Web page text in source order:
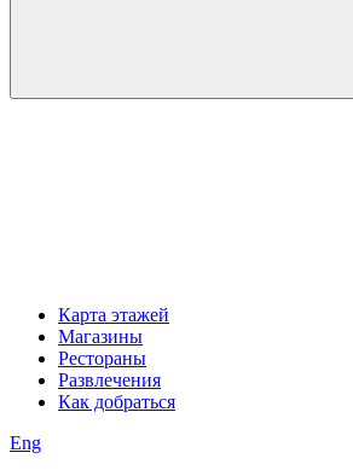
Карта этажей
Магазины
Рестораны
Развлечения
Как добраться
Eng